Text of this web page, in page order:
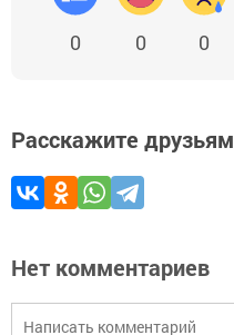
0 0 0
Расскажите друзьям
Нет комментариев